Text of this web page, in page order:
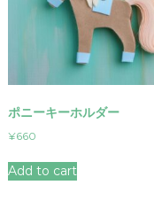
ポニーキーホルダー
¥660
Add to cart